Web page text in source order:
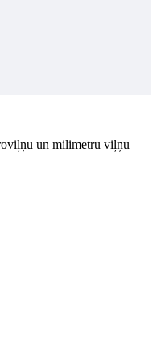
un milimetru viļņu